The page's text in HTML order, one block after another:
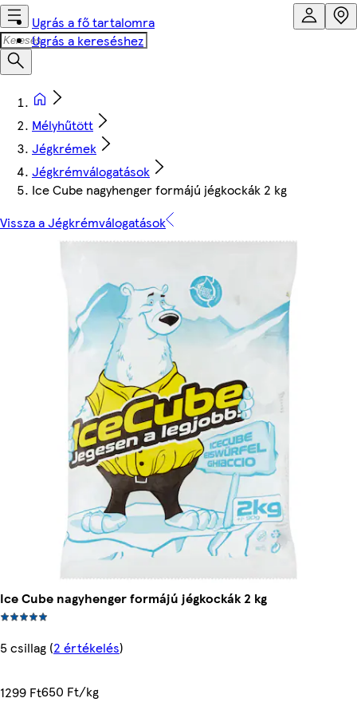
Ugrás a fő tartalomra
Ugrás a kereséshez
Mélyhűtött
Jégkrémek
Jégkrémválogatások
Ice Cube nagyhenger formájú jégkockák 2 kg
Vissza a Jégkrémválogatások
Ice Cube nagyhenger formájú jégkockák 2 kg
5 csillag (2 értékelés)
1299 Ft650 Ft/kg